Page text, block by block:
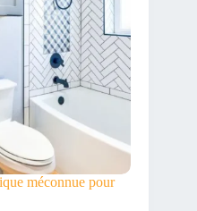
méconnue pour